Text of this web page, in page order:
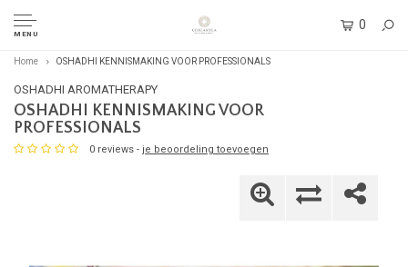
MENU
0
Home OSHADHI KENNISMAKING VOOR PROFESSIONALS
OSHADHI AROMATHERAPY
OSHADHI KENNISMAKING VOOR
PROFESSIONALS
0 reviews - je beoordeling toevoegen